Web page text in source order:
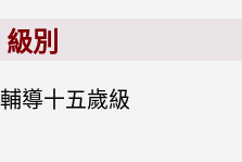
級別
輔導十五歲級